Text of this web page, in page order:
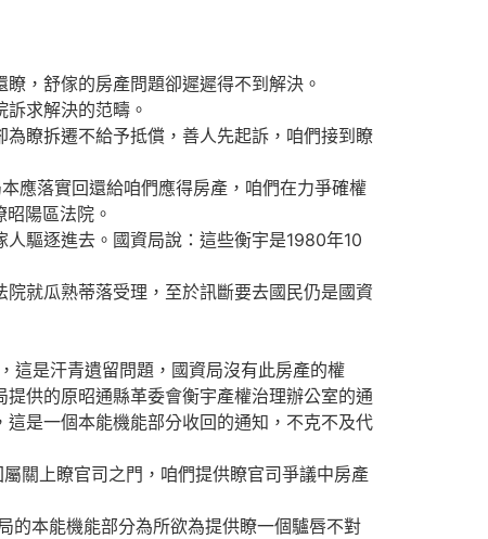
，舒傢的房產問題卻遲遲得不到解決。
求解決的范疇。
瞭拆遷不給予抵償，善人先起訴，咱們接到瞭
落實回還給咱們應得房產，咱們在力爭確權
陽區法院。
驅逐進去。國資局說：這些衡宇是1980年10
就瓜熟蒂落受理，至於訊斷要去國民仍是國資
是汗青遺留問題，國資局沒有此房產的權
供的原昭通縣革委會衡宇產權治理辦公室的通
是一個本能機能部分收回的通知，不克不及代
關上瞭官司之門，咱們提供瞭官司爭議中房產
本能機能部分為所欲為提供瞭一個驢唇不對